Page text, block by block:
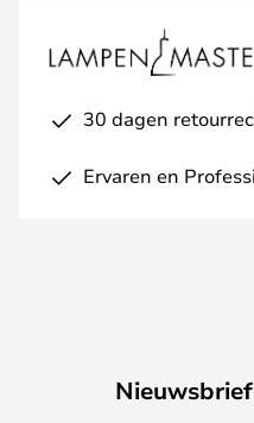
30 dagen
Ervaren en